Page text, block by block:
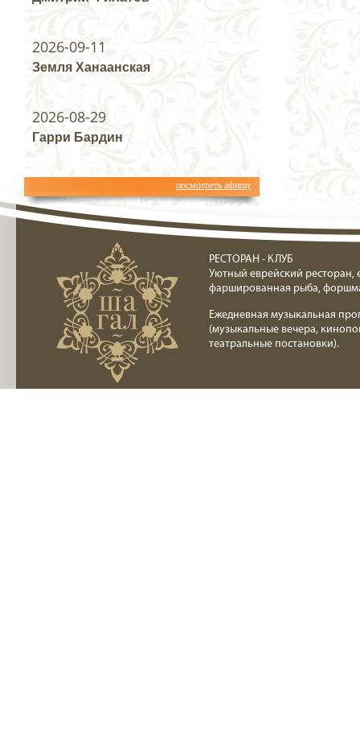
2026-09-11
Земля Ханаанская
2026-08-29
Гарри Бардин
посмотреть афишу
Ресторан клуб Шагал
РЕСТОРАН - КЛУБ
Уютный еврейский ресторан,
фаршированная рыба,
Ежедневная музыкальная
(музыкальные вечера,
театральные постановки).